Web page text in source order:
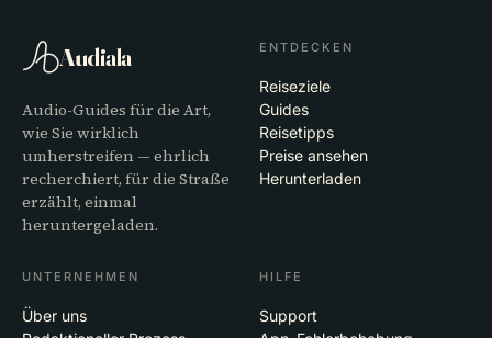
Audiala
Audio-Guides für die Art,
wie Sie wirklich
umherstreifen — ehrlich
recherchiert, für die Straße
erzählt, einmal
heruntergeladen.
ENTDECKEN
Reiseziele
Guides
Reisetipps
Preise ansehen
Herunterladen
UNTERNEHMEN
Über uns
HILFE
Support